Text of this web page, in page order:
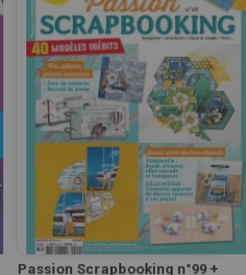
Passion Scrapbooking n°99 +